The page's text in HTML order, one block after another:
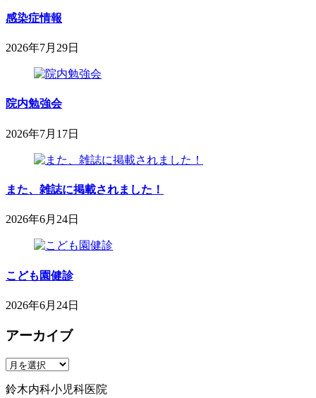
月
日
科
児
院
感染症情報
2026年7月29日
月
日
院内勉強会
2026年7月17日
月
日
科
児
また、雑誌に掲載されました！
2026年6月24日
月
日
科
児
医
こども園健診
2026年6月24日
年
月
24
日
木
科
児
アーカイブ
ア
カ
鈴木内科小児科医院